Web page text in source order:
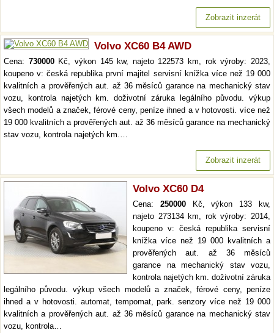
Zobrazit inzerát
Volvo XC60 B4 AWD
Cena: 730000Kč, výkon 145 kw, najeto 122573 km, rok výroby: 2023,
koupeno v: česká republika první majitel servisní knížka více než 19 000
kvalitních a prověřených aut. až 36 měsíců garance na mechanický stav
vozu, kontrola najetých km. doživotní záruka legálního původu. výkup
všech modelů a značek, férové ceny, peníze ihned a v hotovosti. více než
19 000 kvalitních a prověřených aut. až 36 měsíců garance na mechanický
stav vozu, kontrola najetých km.…
Zobrazit inzerát
Volvo XC60 D4
Cena: 250000Kč, výkon 133 kw,
najeto 273134 km, rok výroby: 2014,
koupeno v: česká republika servisní
knížka více než 19 000 kvalitních a
prověřených aut. až 36 měsíců
garance na mechanický stav vozu,
kontrola najetých km. doživotní záruka
legálního původu. výkup všech modelů a značek, férové ceny, peníze
ihned a v hotovosti. automat, tempomat, park. senzory více než 19 000
kvalitních a prověřených aut. až 36 měsíců garance na mechanický stav
vozu, kontrola…